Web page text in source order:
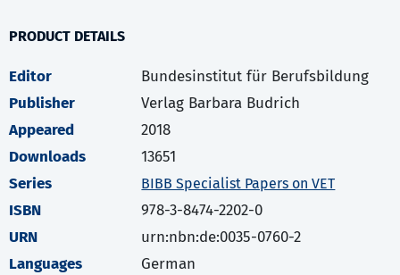
PRODUCT DETAILS
Editor
Bundesinstitut für Berufsbildung
Publisher
Verlag Barbara Budrich
Appeared
2018
Downloads
13651
Series
BIBB Specialist Papers on VET
ISBN
978-3-8474-2202-0
URN
urn:nbn:de:0035-0760-2
Languages
German